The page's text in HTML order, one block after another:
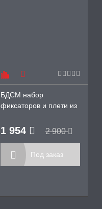
БДСМ набор
фиксаторов и плети из
1 954 2 900
Под заказ